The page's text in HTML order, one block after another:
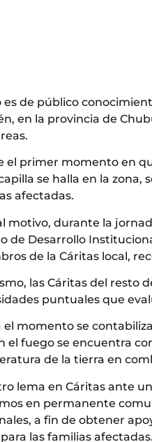
es de público
en la provincia de
el primer momento en
se halla en la
afectadas.
motivo, durante la
de Desarrollo
de la Cáritas local,
las Cáritas del resto
puntuales que
el momento se
el fuego se encuentra
de la tierra en
lema en Cáritas ante
en permanente
a fin de obtener
las familias afectadas.